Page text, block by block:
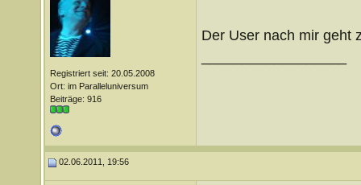
Registriert seit: 20.05.2008
Ort: im Paralleluniversum
Beiträge: 916
Der User nach mir geht
02.06.2011, 19:56